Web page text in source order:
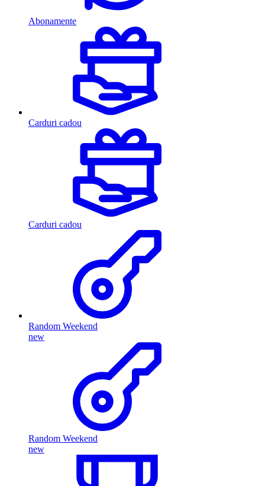
Abonamente
Carduri cadou
Carduri cadou
Random Weekend
new
Random Weekend
new